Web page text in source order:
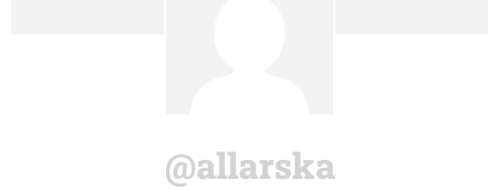
@allarska